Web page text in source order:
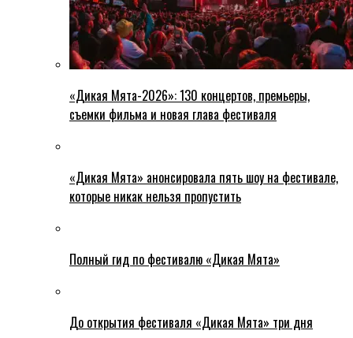
«Дикая Мята-2026»: 130 концертов, премьеры,
съемки фильма и новая глава фестиваля
«Дикая Мята» анонсировала пять шоу на фестивале,
которые никак нельзя пропустить
Полный гид по фестивалю «Дикая Мята»
До открытия фестиваля «Дикая Мята» три дня